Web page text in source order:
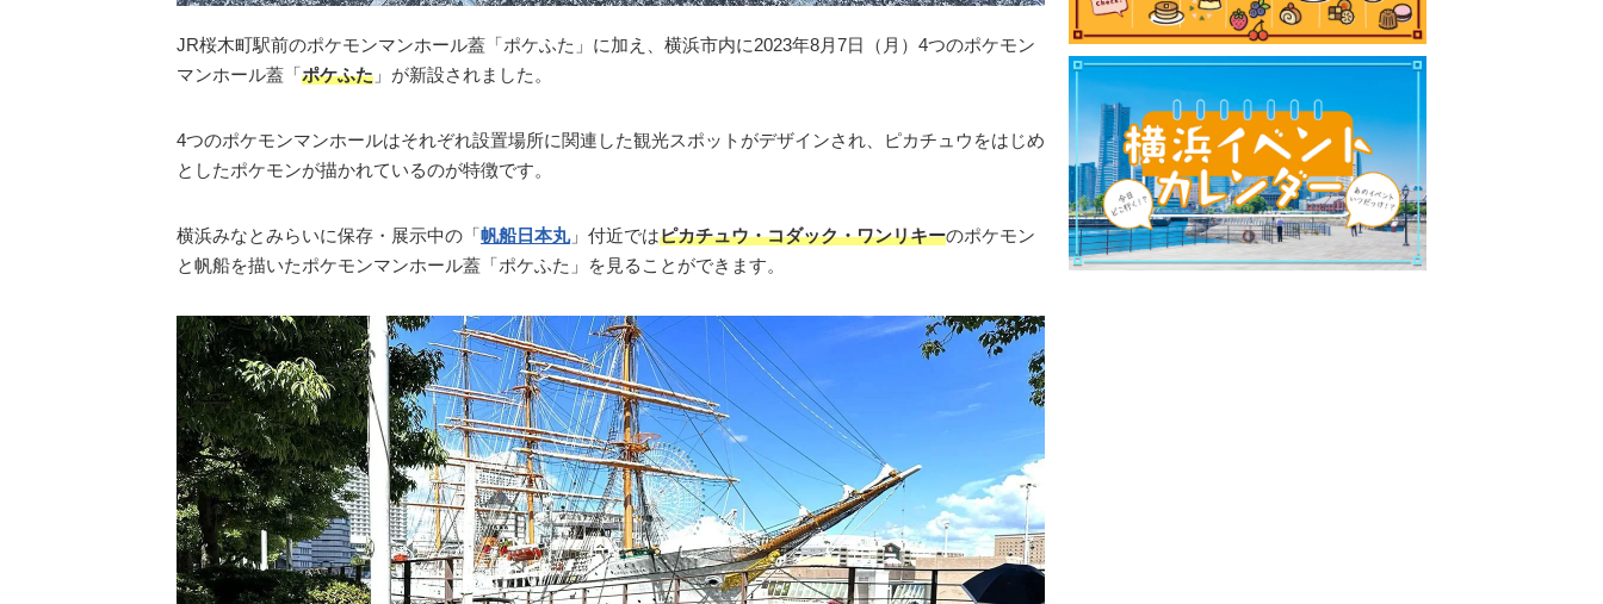
JR桜木町駅前のポケモンマンホール蓋「ポケふた」に加え、横浜市内に2023年8月7日（月）4つのポケモン
マンホール蓋「ポケふた 」が新設されました。
4つのポケモンマンホールはそれぞれ設置場所に関連した観光スポットがデザインされ、ピカチュウをはじめ
としたポケモンが描かれているのが特徴です。
横浜みなとみらいに保存・展示中の「帆船日本丸」付近ではピカチュウ・コダック・ワンリキーのポケモン
と帆船を描いたポケモンマンホール蓋「ポケふた」を見ることができます。